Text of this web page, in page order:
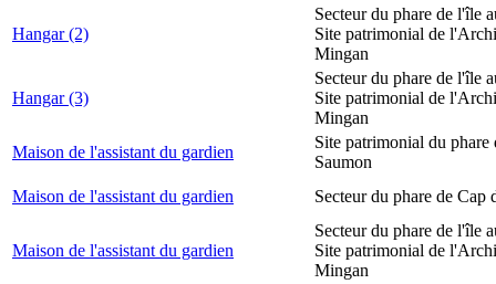
Hangar (2)
Secteur du phare de l'île
Site patrimonial de
Mingan
Hangar (3)
Secteur du phare de l'île
Site patrimonial de
Mingan
Maison de l'assistant du gardien
Site patrimonial du phare
Saumon
Maison de l'assistant du gardien
Secteur du phare de Cap
Maison de l'assistant du gardien
Secteur du phare de l'île
Site patrimonial de
Mingan